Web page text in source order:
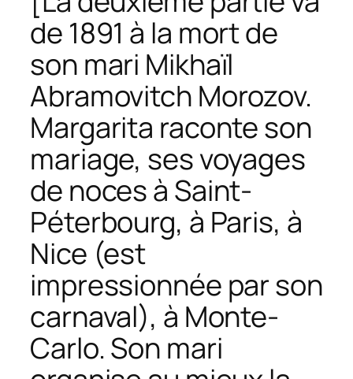
de 1891 à la mort de
son mari Mikhaïl
Abramovitch Morozov.
Margarita raconte son
mariage, ses voyages
de noces à Saint-
Péterbourg, à Paris, à
Nice (est
impressionnée par son
carnaval), à Monte-
Carlo. Son mari